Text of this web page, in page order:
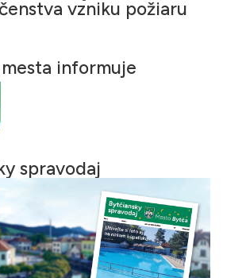
vzniku požiaru
informuje
spravodaj